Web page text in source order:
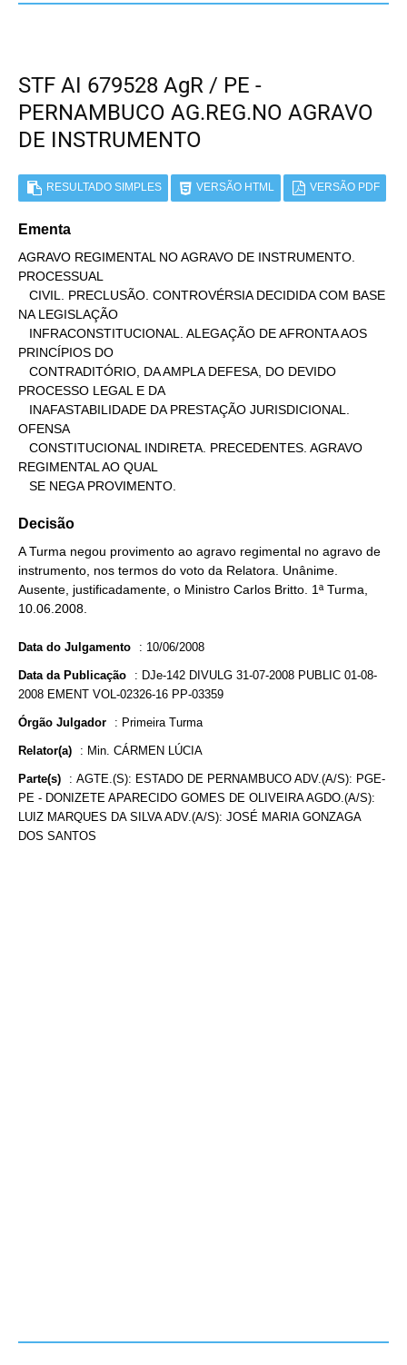
STF AI 679528 AgR / PE -
PERNAMBUCO AG.REG.NO AGRAVO
DE INSTRUMENTO
RESULTADO SIMPLES VERSÃO HTML VERSÃO PDF
Ementa
AGRAVO REGIMENTAL NO AGRAVO DE INSTRUMENTO.
PROCESSUAL
NA LEGISLAÇÃO
PRINCÍPIOS DO
PROCESSO LEGAL E DA
OFENSA
REGIMENTAL AO QUAL
   SE NEGA PROVIMENTO.
Decisão
A Turma negou provimento ao agravo regimental no agravo de
instrumento, nos termos do voto da Relatora. Unânime.
Ausente, justificadamente, o Ministro Carlos Britto. 1ª Turma,
10.06.2008.
Data do Julgamento : 10/06/2008
Data da Publicação : DJe-142 DIVULG 31-07-2008 PUBLIC 01-08-
2008 EMENT VOL-02326-16 PP-03359
Órgão Julgador : Primeira Turma
Relator(a) : Min. CÁRMEN LÚCIA
Parte(s) : AGTE.(S): ESTADO DE PERNAMBUCO ADV.(A/S): PGE-
PE - DONIZETE APARECIDO GOMES DE OLIVEIRA AGDO.(A/S):
LUIZ MARQUES DA SILVA ADV.(A/S): JOSÉ MARIA GONZAGA
DOS SANTOS